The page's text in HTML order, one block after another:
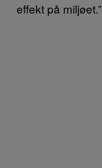
effekt på miljøet.”